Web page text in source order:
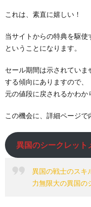
これは、素直に嬉しい！
当サイトからの特典を駆
ということになります。
セール期間は示されていま
する傾向にありますので
元の値段に戻されるかわか
この機会に、詳細ページで
異国のシークレット
異国の戦士のスキ
力無限大の異国の